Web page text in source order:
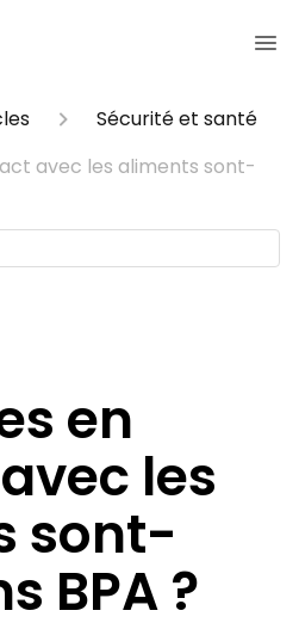
Sécurité et santé
avec les aliments sont-
en
les
sont-
BPA ?